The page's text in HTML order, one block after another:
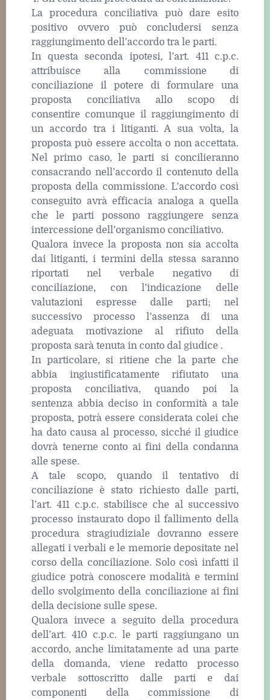
La procedura conciliativa può dare esito
positivo ovvero può concludersi senza
raggiungimento dell’accordo tra le parti.
In questa seconda ipotesi, l’art. 411 c.p.c.
attribuisce alla commissione di
conciliazione il potere di formulare una
proposta conciliativa allo scopo di
consentire comunque il raggiungimento di
un accordo tra i litiganti. A sua volta, la
proposta può essere accolta o non accettata.
Nel primo caso, le parti si concilieranno
consacrando nell’accordo il contenuto della
proposta della commissione. L’accordo così
conseguito avrà efficacia analoga a quella
che le parti possono raggiungere senza
intercessione dell’organismo conciliativo.
Qualora invece la proposta non sia accolta
dai litiganti, i termini della stessa saranno
riportati nel verbale negativo di
conciliazione, con l’indicazione delle
valutazioni espresse dalle parti; nel
successivo processo l’assenza di una
adeguata motivazione al rifiuto della
proposta sarà tenuta in conto dal giudice .
In particolare, si ritiene che la parte che
abbia ingiustificatamente rifiutato una
proposta conciliativa, quando poi la
sentenza abbia deciso in conformità a tale
proposta, potrà essere considerata colei che
ha dato causa al processo, sicché il giudice
dovrà tenerne conto ai fini della condanna
alle spese.
A tale scopo, quando il tentativo di
conciliazione è stato richiesto dalle parti,
l’art. 411 c.p.c. stabilisce che al successivo
processo instaurato dopo il fallimento della
procedura stragiudiziale dovranno essere
allegati i verbali e le memorie depositate nel
corso della conciliazione. Solo così infatti il
giudice potrà conoscere modalità e termini
dello svolgimento della conciliazione ai fini
della decisione sulle spese.
Qualora invece a seguito della procedura
dell’art. 410 c.p.c. le parti raggiungano un
accordo, anche limitatamente ad una parte
della domanda, viene redatto processo
verbale sottoscritto dalle parti e dai
componenti della commissione di